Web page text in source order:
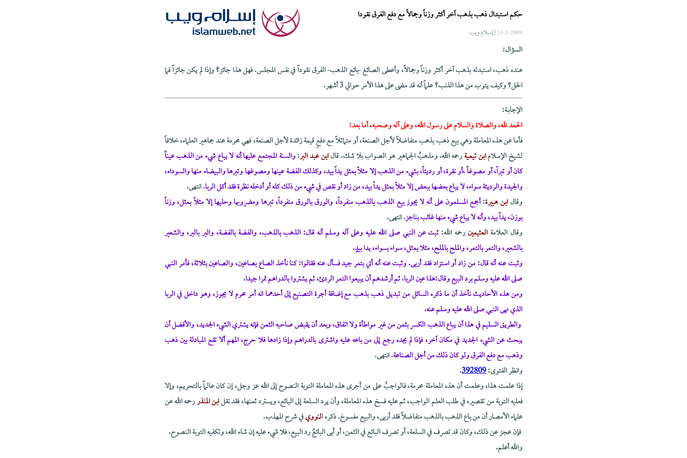
حكم استبدال ذهب بذهب آخر أكثر وزناً وجمالاً مع دفع الفرق نقودا
24-5-2009| إسلام ويب
السؤال:
عنده ذهب، استبدله بذهب آخر أكثر وزناً وجمالاً، وأعطى الصائغ -بائع الذهب- الفرق نقوداً في نفس المجلس. فهل هذا جائز؟ وإذا لم يكن جائزاً فما
الحل؟ وكيف يتوب من هذا الذنب؟ علماً أنه قد مضى على هذا الأمر حوالي 3 أشهر.
الإجابــة:
الحمد لله، والصلاة والسلام على رسول الله، وعلى آله وصحبه، أما بعد:
فأما عن هذه المعاملة وهي بيع ذهب بذهب متفاضلاً لأجل الصنعة، أو متماثلاً مع دفعِ قيمة زائدة لأجل الصنعة، فهي محرمة عند جماهير العلماء، خلافاً
لشيخ الإسلامابن تيميةرحمه الله. ومذهبُ الجماهير هو الصواب بلا شك. قالابن عبد البر:والسنة المجتمع عليها أنه لا يباع شيء من الذهب عيناً
كان أو تبراً، أو مصوغاً ،أو نقرة، أو رديئاً، بشيء من الذهب إلا مثلاً بمثل يداً بيد، وكذلك الفضة عينها ومصوغها وتبرها والبيضاء منها والسوداء،
والجيدة والرديئة سواء، لا يباع بعضها ببعض إلا مثلاً بمثل يداً بيد، من زاد أو نقص في شيء من ذلك كله أو أدخله نظرة فقد أكل الربا. انتهى.
وقالابن هبيرة:أجمع المسلمون على أنه لا يجوز بيع الذهب بالذهب منفرداً، والورق بالورق منفرداً، تبرها ومضروبها وحليها إلا مثلاً بمثل، وزناً
بوزن، يداً بيد، وأنه لا يباع شيء منها غائب بناجز. انتهى.
وقال العلامةالعثيمينرحمه الله: ثبت عن النبي صلى الله عليه وعلى آله وسلم أنه قال: الذهب بالذهب، والفضة بالفضة، والبر بالبر، والشعير
بالشعير، والتمر بالتمر، والملح بالملح، مثلا بمثل، سواء بسواء، يدا بيدٍ.
وثبت عنه أنه قال: من زاد أو استزاد فقد أربى. وثبت عنه أنه أتي بتمر جيد فسأل عنه فقالوا: كنا نأخذ الصاع بصاعين، والصاعين بثلاثة، فأمر النبي
صلى الله عليه وسلم برد البيع وقال:هذا عين الربا. ثم أرشدهم أن يبيعوا التمر الردئ، ثم يشتروا بالدراهم تمرا جيدا.
ومن هذه الأحاديث نأخذ أن ما ذكره السائل من تبديل ذهب بذهب مع إضافة أجرة التصنيع إلى أحدهما انه أمر محرم لا يجوز، وهو داخل في الربا
الذي نهى النبي صلى الله عليه وسلم عنه.
والطريق السليم في هذا أن يباع الذهب الكسر بثمن من غير مواطأة ولا اتفاق، وبعد أن يقبض صاحبه الثمن فإنه يشتري الشيء الجديد، والأفضل أن
يبحث عن الشيء الجديد في مكان آخر، فإذا لم يجده رجع إلى من باعه عليه واشترى بالدراهم وإذا زادها فلا حرج، المهم ألا تقع المبادلة بين ذهب
وذهب مع دفع الفرق ولو كان ذلك من أجل الصناعة. انتهى.
وانظر الفتوى:392809
.
إذا علمت هذا، وعلمت أن هذه المعاملة محرمة، فالواجبُ على من أجرى هذه المعاملة التوبة النصوح إلى الله عز وجل، إن كان عالماً بالتحريم، وإلا
فعليه التوبة من تقصيره في طلب العلم الواجب، ثم عليه فسخ هذه المعاملة، وأن يرد السلعة إلى البائع، ويسترد ثمنها، فقد نقلابن المنذررحمه الله عن
علماء الأمصار أن من باع الذهب بالذهب متفاضلاً فقد أربى، والبيع مفسوخ. ذكره النوويفي شرح المهذب.
فإن عجز عن ذلك، وكان قد تصرف في السلعة، أو تصرف البائع في الثمن، أو أبى البائعُ رد البيع، فلا شيء عليه إن شاء الله، وتكفيه التوبة النصوح.
والله أعلم.